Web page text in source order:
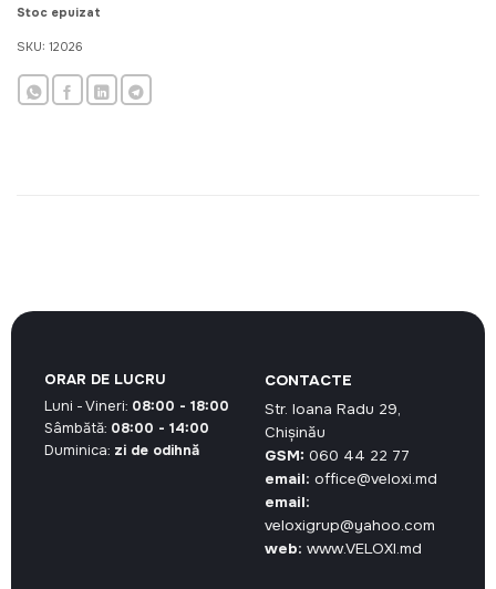
Stoc epuizat
SKU: 12026
CONTACTE
Str. Ioana Radu 29,
Chișinău
GSM: 060 44 22 77
email: office@veloxi.md
email:
veloxigrup@yahoo.com
web: www.VELOXI.md
ORAR DE LUCRU
Luni - Vineri: 08:00 - 18:00
Sâmbătă: 08:00 - 14:00
Duminica: zi de odihnă